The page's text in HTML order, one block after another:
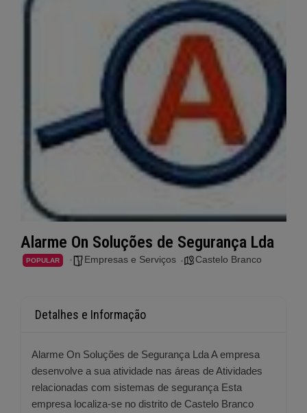
Alarme On Soluções de Segurança Lda
POPULAR Empresas e Serviços Castelo Branco
Detalhes e Informação
Alarme On Soluções de Segurança Lda A empresa
desenvolve a sua atividade nas áreas de Atividades
relacionadas com sistemas de segurança Esta
empresa localiza-se no distrito de Castelo Branco